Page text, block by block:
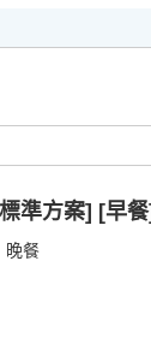
準方案] [早
晚餐